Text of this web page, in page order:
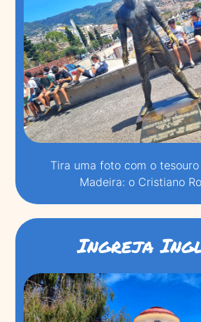
Tira uma foto com o
Madeira: o Cristiano
Ingreja